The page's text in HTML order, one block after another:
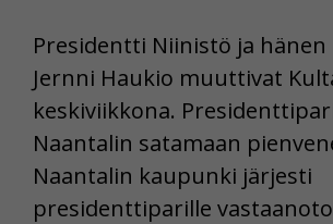
Presidentti Niinistö ja
Jernni Haukio muuttivat
keskiviikkona.
Naantalin satamaan
Naantalin kaupunki järjesti
presidenttiparille